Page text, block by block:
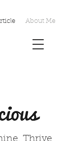
About Me